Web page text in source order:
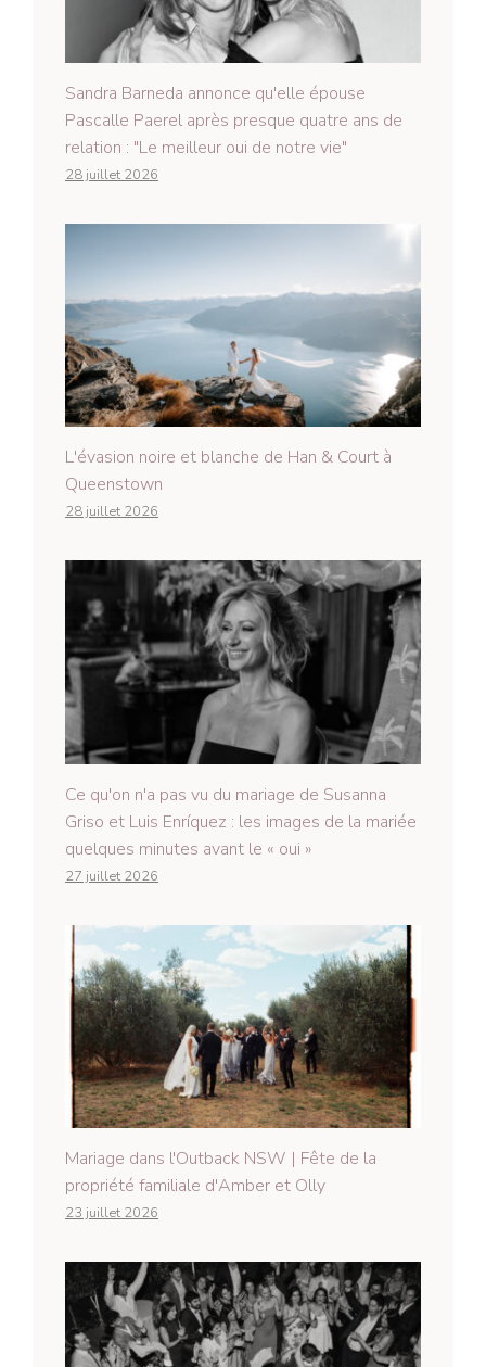
Sandra Barneda annonce qu'elle épouse
Pascalle Paerel après presque quatre ans de
relation : "Le meilleur oui de notre vie"
28 juillet 2026
L'évasion noire et blanche de Han & Court à
Queenstown
28 juillet 2026
Ce qu'on n'a pas vu du mariage de Susanna
Griso et Luis Enríquez : les images de la mariée
quelques minutes avant le « oui »
27 juillet 2026
Mariage dans l'Outback NSW | Fête de la
propriété familiale d'Amber et Olly
23 juillet 2026